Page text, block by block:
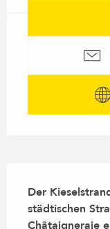
Der
städtischen
Châtaigneraie